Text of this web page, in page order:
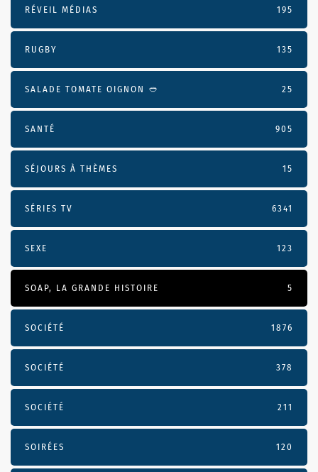
RÉVEIL MÉDIAS 195
RUGBY 135
SALADE TOMATE OIGNON 🥙 25
SANTÉ 905
SÉJOURS À THÈMES 15
SÉRIES TV 6341
SEXE 123
SOAP, LA GRANDE HISTOIRE 5
SOCIÉTÉ 1876
SOCIÉTÉ 378
SOCIÉTÉ 211
SOIRÉES 120